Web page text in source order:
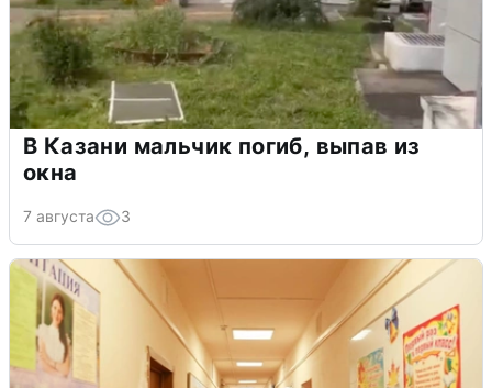
В Казани мальчик погиб, выпав из
окна
7 августа 3